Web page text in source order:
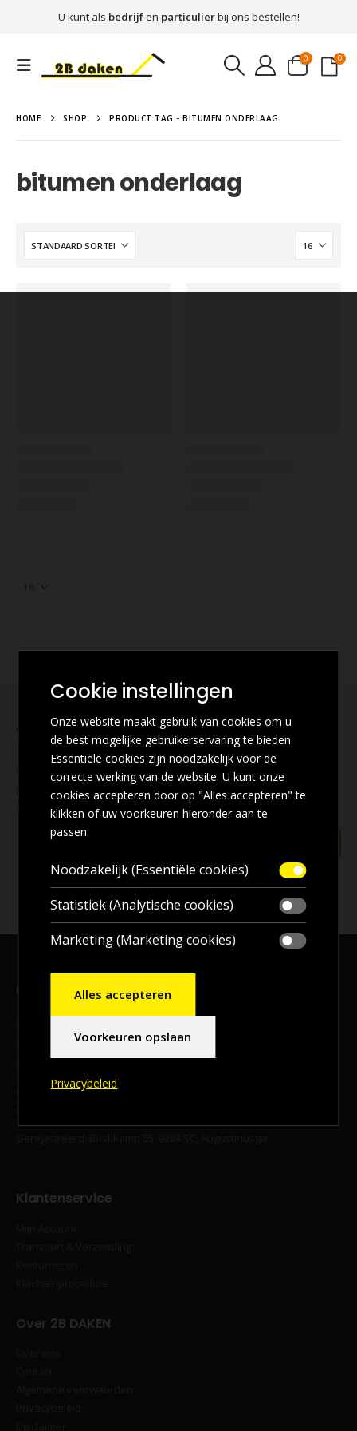
U kunt als bedrijfen particulierbij ons bestellen!
0 0
HOME SHOP PRODUCT TAG - BITUMEN ONDERLAAG
bitumen onderlaag
Schrijf u in voor onze nieuwsbrief
Mis geen enkele aanbieding! Wilt u ook de beste aanbiedingen
per e-mail ontvangen? Schrijf u dan nu in voor onze
nieuwsbrief
en blijf op de hoogte!
Bezoekadres, en voorafhalen
Telefoon: 06-20144492
E-mail:info@2bdaken.nl
KvK‐nummer 94294577
Klantenservice
Over 2B DAKEN
Cookie instellingen
Onze website maakt gebruik van cookies om u
de best mogelijke gebruikerservaring te bieden.
Essentiële cookies zijn noodzakelijk voor de
correcte werking van de website. U kunt onze
cookies accepteren door op "Alles accepteren" te
klikken of uw voorkeuren hieronder aan te
passen.
Noodzakelijk (Essentiële cookies)
Statistiek (Analytische cookies)
Marketing (Marketing cookies)
Alles accepteren
Voorkeuren opslaan
Privacybeleid